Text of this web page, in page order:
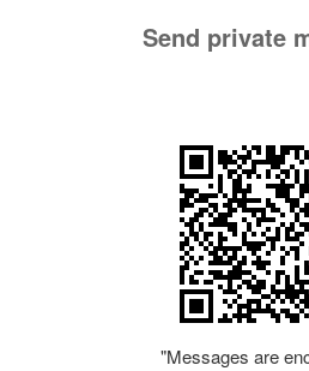
Send private
"Messages are